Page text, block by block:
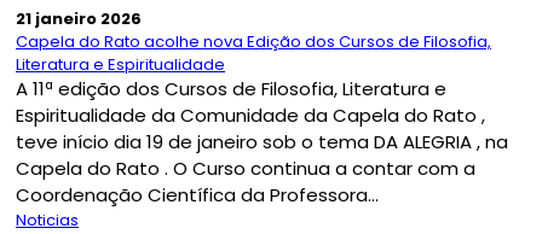
21 janeiro 2026
Capela do Rato acolhe nova Edição dos Cursos de Filosofia,
Literatura e Espiritualidade
A 11ª edição dos Cursos de Filosofia, Literatura e
Espiritualidade da Comunidade da Capela do Rato ,
teve início dia 19 de janeiro sob o tema DA ALEGRIA , na
Capela do Rato . O Curso continua a contar com a
Coordenação Científica da Professora...
Noticias